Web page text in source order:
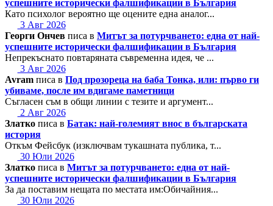
успешните исторически фалшификации в България
Като психолог вероятно ще оцените една аналог...
3 Авг 2026
Георги Ончев писа в Митът за потурчването: една от най-
успешните исторически фалшификации в България
Непрекъснато повтаряната съвременна идея, че ...
3 Авг 2026
Avram писа в Под прозореца на баба Тонка, или: първо ги
убиваме, после им вдигаме паметници
Съгласен съм в общи линии с тезите и аргумент...
2 Авг 2026
Златко писа в Батак: най-големият внос в българската
история
Откъм Фейсбук (изключвам тукашната публика, т...
30 Юли 2026
Златко писа в Митът за потурчването: една от най-
успешните исторически фалшификации в България
За да поставим нещата по местата им:Обичайния...
30 Юли 2026